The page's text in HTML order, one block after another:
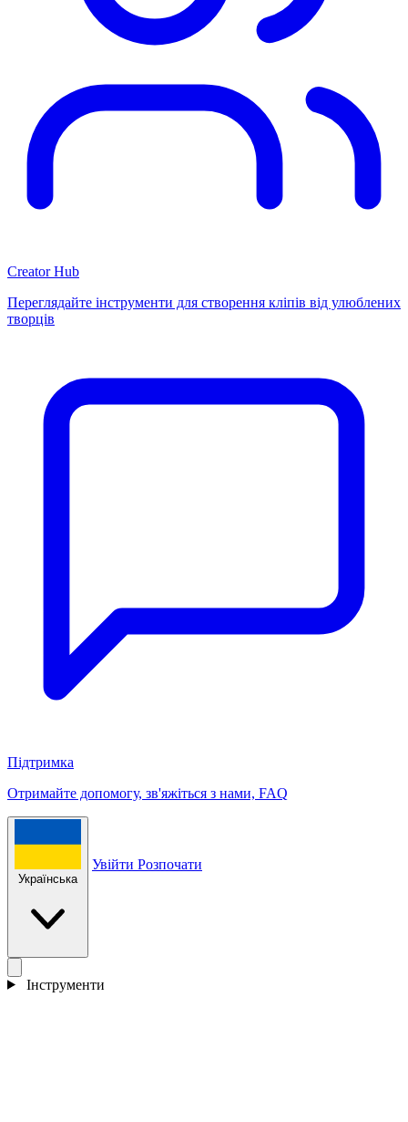
Creator Hub
Переглядайте інструменти для створення кліпів від улюблених
творців
Підтримка
Отримайте допомогу, зв'яжіться з нами, FAQ
Українська
Увійти Розпочати
Інструменти